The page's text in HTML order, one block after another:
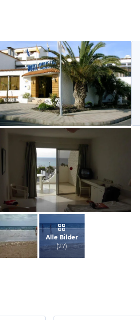
Udo, Dezember 2005
Michael, Juni 2005
Alle Bilder
(27)